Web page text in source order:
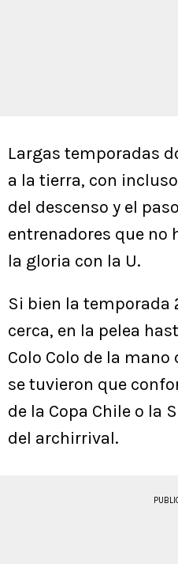
Largas temporadas
a la tierra, con
del descenso y el
entrenadores que no
la gloria con la U.
Si bien la temporada
cerca, en la pelea
Colo Colo de la mano
se tuvieron que
de la Copa Chile o la
del archirrival.